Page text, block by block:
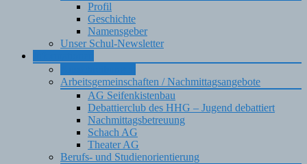
Profil
Geschichte
Namensgeber
Unser Schul-Newsletter
Arbeitsgemeinschaften / Nachmittagsangebote
AG Seifenkistenbau
Debattierclub des HHG – Jugend debattiert
Nachmittagsbetreuung
Schach AG
Theater AG
Berufs- und Studienorientierung